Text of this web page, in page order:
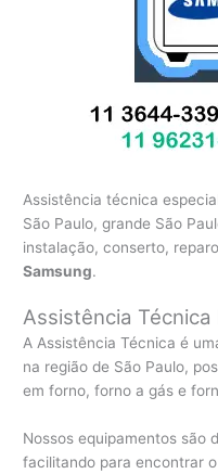
Assistência técnica
São Paulo, grande São
instalação, conserto,
Samsung.
Assistência Técnica
A Assistência Técnica é
na região de São Paulo,
em forno, forno a gás e
Nossos equipamentos são
facilitando para encontrar